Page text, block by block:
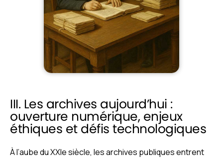
III. Les archives aujourd’hui :
ouverture numérique, enjeux
éthiques et défis technologiques
À l’aube du XXIe siècle, les archives publiques entrent